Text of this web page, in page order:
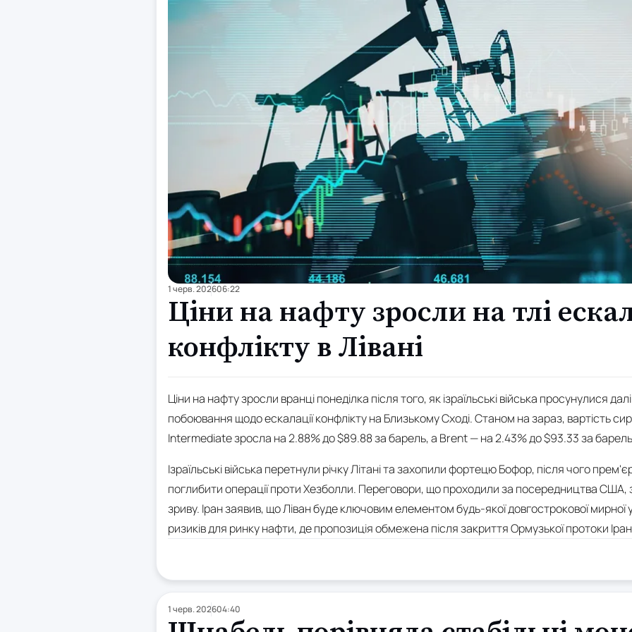
1 черв. 202606:22
Ціни на нафту зросли на тлі
конфлікту в Лівані
Ціни на нафту зросли вранці понеділка після того, як ізраїльські війська просунулися
побоювання щодо ескалації конфлікту на Близькому Сході. Станом на зараз, вартість
Intermediate зросла на 2.88% до $89.88 за барель, а Brent — на 2.43% до $93.33 за
Ізраїльські війська перетнули річку Літані та захопили фортецю Бофор, після чого
поглибити операції проти Хезболли. Переговори, що проходили за посередництва США,
зриву. Іран заявив, що Ліван буде ключовим елементом будь-якої довгострокової
ризиків для ринку нафти, де пропозиція обмежена після закриття Ормузької протоки
1 черв. 202604:40